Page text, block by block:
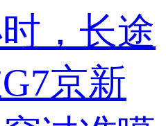
，长途
京新